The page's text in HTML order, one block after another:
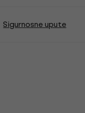
Sigurnosne upute